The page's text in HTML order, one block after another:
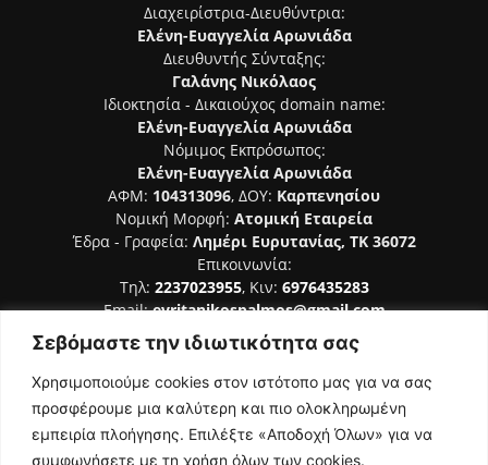
Σεβόμαστε την ιδιωτικότητα σας
Χρησιμοποιούμε cookies στον ιστότοπο μας για να σας
προσφέρουμε μια καλύτερη και πιο ολοκληρωμένη
εμπειρία πλοήγησης. Επιλέξτε «Αποδοχή Όλων» για να
συμφωνήσετε με τη χρήση όλων των cookies.
Διαχειρίστρια-Διευθύντρια:
Ελένη-Ευαγγελία Αρωνιάδα
Διευθυντής Σύνταξης:
Γαλάνης Νικόλαος
Ιδιοκτησία - Δικαιούχος domain name:
Ελένη-Ευαγγελία Αρωνιάδα
Νόμιμος Εκπρόσωπος:
Ελένη-Ευαγγελία Αρωνιάδα
ΑΦΜ: 104313096, ΔΟΥ: Καρπενησίου
Νομική Μορφή: Ατομική Εταιρεία
Έδρα - Γραφεία: Λημέρι Ευρυτανίας, ΤΚ 36072
Επικοινωνία:
Τηλ: 2237023955, Κιν: 6976435283
Email:evritanikospalmos@gmail.com
Αριθμός Πιστοποίησης Μ.Η.Τ. 242044